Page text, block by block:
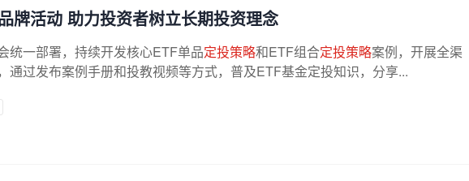
牌活动 助力投资者树立长期投资理念
统一部署，持续开发核心ETF单品定投策略和ETF组合定投策略案例，开展全渠
通过发布案例手册和投教视频等方式，普及ETF基金定投知识，分享...